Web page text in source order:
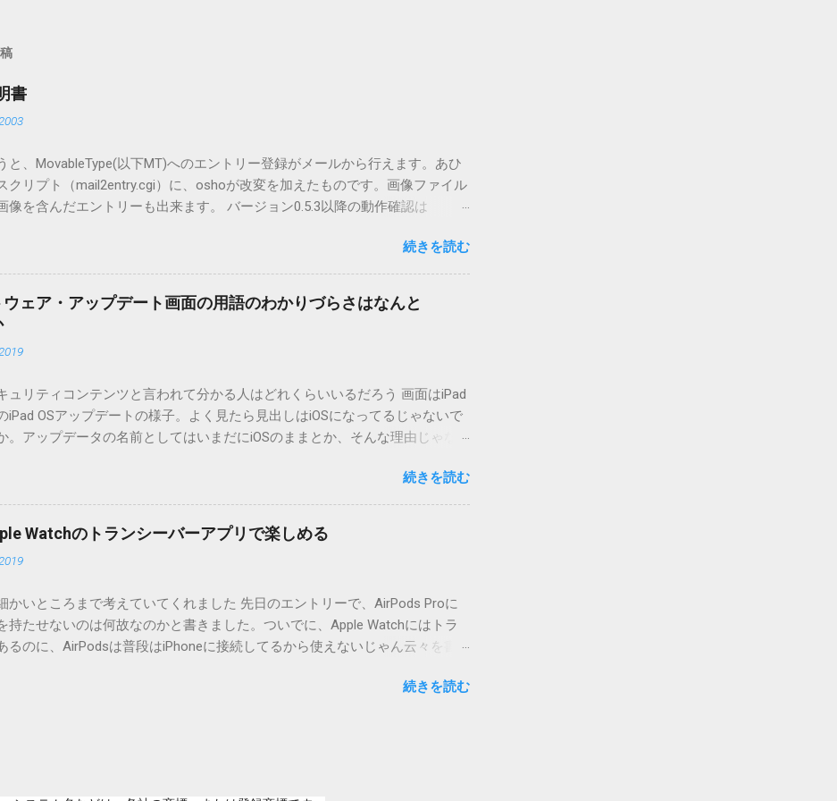
書
と、MovableType(以下MT)へのエントリー登録がメールから行えます。あひ
クリプト（mail2entry.cgi）に、oshoが改変を加えたものです。画像ファイル
像を含んだエントリーも出来ます。 バージョン0.5.3以降の動作確認は
ンは0.5.3です。（2004/12/4リリース）※0.6.3を公開しています。まだ心配な
にはリンクしていません。安定を求める方は0.5.3を、新版の機能が必要な方
い。 こちら からどうぞ。 0.3.6までのバージョンに、エントリーが重複登録
存在しています。最新版へのアップデートを強くお勧めしてます。 mail-
するにはここをクリックしてください。 （Windowsから解凍したフォルダ
というフォルダと、同名のファイルが含まれていますが、関係ありません
以降用の差分ファイルはこちら 。ZIP圧縮してまとめてあります。いまの
バージョン番号を持つパッチを適用してください。バージョンが古い場合は
いく必要があります。0.5.0以降は、パッチが正常に当てられるかどうかのチ
まずはどんなふうに使うものか説明し、設置方法は後述します。 使い方 メ
（投稿者）を、2行目にカテゴリを、それぞれ<>（半角文字）で囲って指
するauthorとカテゴリは事前にMTで作っておく必要があります。 <extend>
い。この指定の前後に文字があってはいけません。また、<>の中の文字は、
続きを読む
ェア・アップデート画面の用語のわかりづらさはなんと
ュリティコンテンツと言われて分かる人はどれくらいいるだろう 画面はiPad
iPad OSアップデートの様子。よく見たら見出しはiOSになってるじゃないで
。アップデータの名前としてはいまだにiOSのままとか、そんな理由じゃな
ップデートのセキュリティコンテンツについては、以下のWebサイトをご覧く
い」の部分。 セキュリティコンテンツ…？ こんなブログをやっている私でも
明に困ります。人によってはここで悩んだ結果、アップデートをしない人も出
そうですよ。アップデートに限らず、分からないけどやってみる人よりも、
らないからやらない人の方が多いと思います。経験上の感覚ですけれど。 さ
ですと、該当するアップデートが未掲載だったりします。（もしかしたら、
末の設定アイコンにアップデートがある旨のバッヂがつく頃には、ページの
ができているのかもしれません） さらにさらに。スクショのiPad OS 13.2.2
。 「このアップデートにはCVEの公開エントリがありません。」 もはや意味が
続きを読む
Watchのトランシーバーアプリで楽しめる
かいところまで考えていてくれました 先日のエントリーで、AirPods Proに
持たせないのは何故なのかと書きました。ついでに、Apple Watchにはトラ
るのに、AirPodsは普段はiPhoneに接続してるから使えないじゃん云々を書
じ結果になると思います。 iPhoneにAirPodsを接続した状態で、Apple Watch
から聞こえてきます。 何も設定しなくても、期待した通りに自然につ
ルクオリティ。 ただ、交信終了後のAirPodsは、音楽再生を再開してはくれ
続きを読む